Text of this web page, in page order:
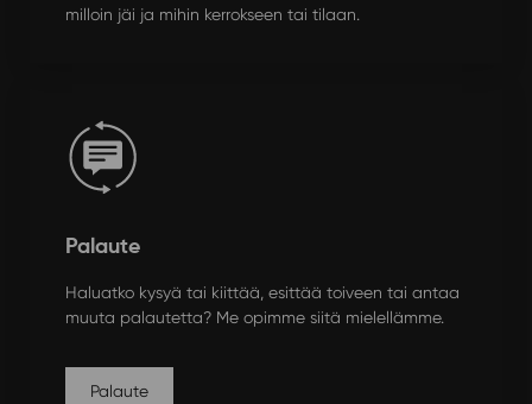
milloin jäi ja mihin kerrokseen tai tilaan.
Palaute
Haluatko kysyä tai kiittää, esittää toiveen tai antaa
muuta palautetta? Me opimme siitä mielellämme.
Palaute